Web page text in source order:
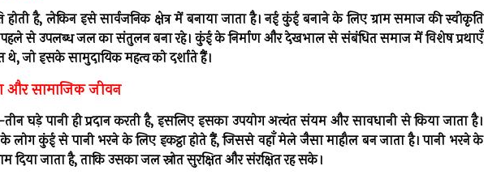
होती है, लेकिन इसे सार्वजनिक क्षेत्र में बनाया जाता है। नई कुंई बनाने के लिए ग्राम समाज की स्वीकृति
से उपलब्ध जल का संतुलन बना रहे। कुंई के निर्माण और देखभाल से संबंधित समाज में विशेष प्रथाएँ
थे, जो इसके सामुदायिक महत्व को दर्शाते हैं।
और सामाजिक जीवन
घड़े पानी ही प्रदान करती है, इसलिए इसका उपयोग अत्यंत संयम और सावधानी से किया जाता है।
लोग कुंई से पानी भरने के लिए इकट्ठा होते हैं, जिससे वहाँ मेले जैसा माहौल बन जाता है। पानी भरने के
जाता है, ताकि उसका जल स्रोत सुरक्षित और संरक्षित रह सके।